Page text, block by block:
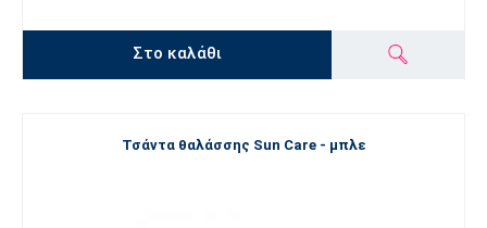
Στο καλάθι
Τσάντα θαλάσσης Sun Care - μπλε